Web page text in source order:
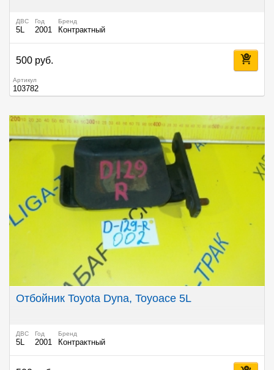
ДВС
5L
Год
2001
Бренд
Контрактный
500 руб.
Артикул
103782
Отбойник Toyota Dyna, Toyoace 5L
ДВС
5L
Год
2001
Бренд
Контрактный